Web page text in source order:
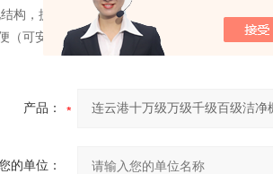
构，提高洁净度等级容易，扩展性强，且重复
（可安装万向轮）
产品：
的单位：